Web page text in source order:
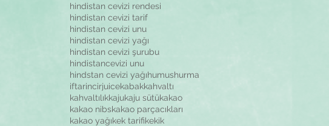
hindistan cevizi rendesi
hindistan cevizi tarif
hindistan cevizi unu
hindistan cevizi yağı
hindistan cevizi şurubu
hindistancevizi unu
hindstan cevizi yağıhumushurma
iftarincirjuicekabakkahvaltı
kahvaltılıkkajukaju sütükakao
kakao nibskakao parçacıkları
kakao yağıkek tarifikekik